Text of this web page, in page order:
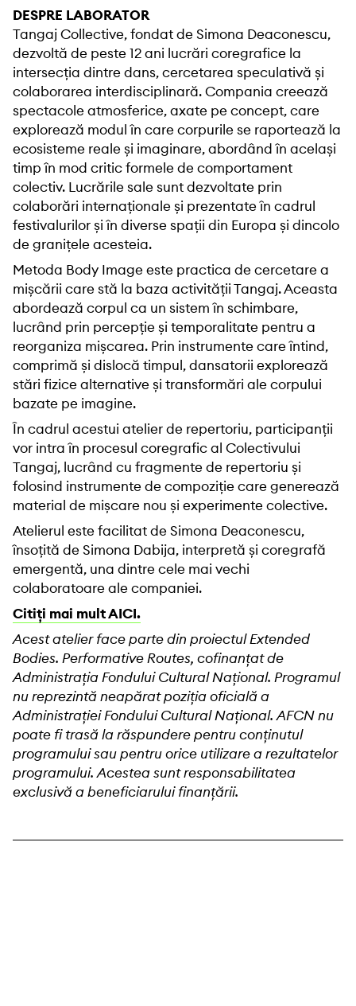
DESPRE LABORATOR
Tangaj Collective, fondat de Simona Deaconescu,
dezvoltă de peste 12 ani lucrări coregrafice la
intersecția dintre dans, cercetarea speculativă și
colaborarea interdisciplinară. Compania creează
spectacole atmosferice, axate pe concept, care
explorează modul în care corpurile se raportează la
ecosisteme reale și imaginare, abordând în același
timp în mod critic formele de comportament
colectiv. Lucrările sale sunt dezvoltate prin
colaborări internaționale și prezentate în cadrul
festivalurilor și în diverse spații din Europa și dincolo
de granițele acesteia.
Metoda Body Image este practica de cercetare a
mișcării care stă la baza activității Tangaj. Aceasta
abordează corpul ca un sistem în schimbare,
lucrând prin percepție și temporalitate pentru a
reorganiza mișcarea. Prin instrumente care întind,
comprimă și dislocă timpul, dansatorii explorează
stări fizice alternative și transformări ale corpului
bazate pe imagine.
În cadrul acestui atelier de repertoriu, participanții
vor intra în procesul coregrafic al Colectivului
Tangaj, lucrând cu fragmente de repertoriu și
folosind instrumente de compoziție care generează
material de mișcare nou și experimente colective.
Atelierul este facilitat de Simona Deaconescu,
însoțită de Simona Dabija, interpretă și coregrafă
emergentă, una dintre cele mai vechi
colaboratoare ale companiei.
Citiți mai mult AICI.
Acest atelier face parte din proiectul Extended
Bodies. Performative Routes, cofinanțat de
Administrația Fondului Cultural Național. Programul
nu reprezintă neapărat poziția oficială a
Administrației Fondului Cultural Național. AFCN nu
poate fi trasă la răspundere pentru conținutul
programului sau pentru orice utilizare a rezultatelor
programului. Acestea sunt responsabilitatea
exclusivă a beneficiarului finanțării.